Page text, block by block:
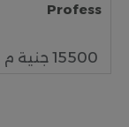
Profess
15500 جنية م